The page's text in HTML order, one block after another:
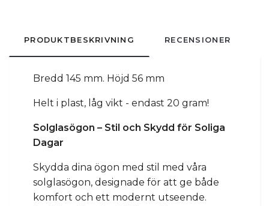
PRODUKTBESKRIVNING RECENSIONER
Bredd 145 mm. Höjd 56 mm
Helt i plast, låg vikt - endast 20 gram!
Solglasögon – Stil och Skydd för Soliga
Dagar
Skydda dina ögon med stil med våra
solglasögon, designade för att ge både
komfort och ett modernt utseende.